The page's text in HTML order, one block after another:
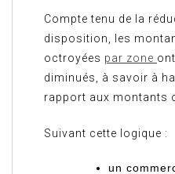
Compte tenu de la
disposition, les
octroyées par zone
diminués, à savoir à
rapport aux montants
Suivant cette logique :
un